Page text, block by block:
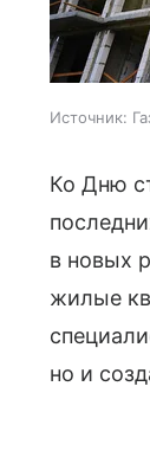
Источник:
Ко Дню
в новых
жилые
но и